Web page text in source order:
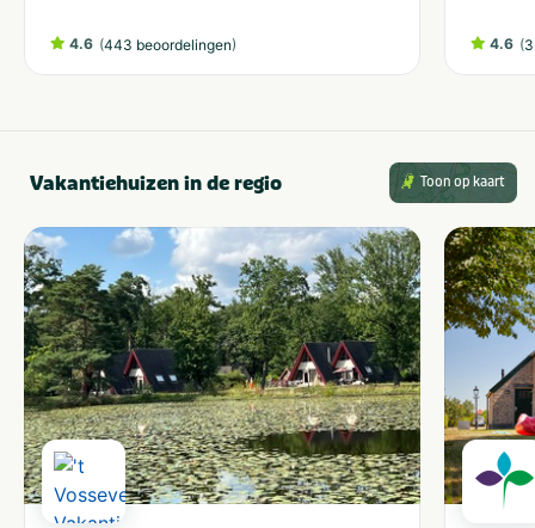
4.6 (443 beoordelingen) 4.6 (
Vakantiehuizen in de regio Toon op kaart